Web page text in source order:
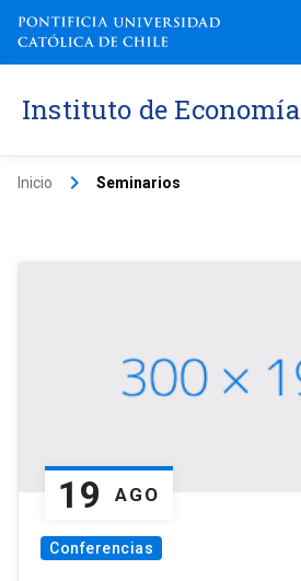
Instituto de Economía
Inicio keyboard_arrow_right Seminarios
19 AGO
Conferencias